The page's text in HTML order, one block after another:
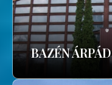
BAZÉN ÁRPÁD